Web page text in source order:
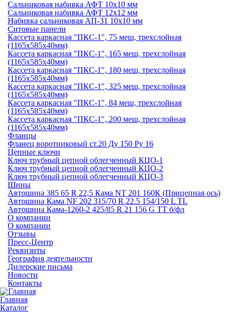
Сальниковая набивка АФТ 10х10 мм
Сальниковая набивка АФТ 12х12 мм
Набивка сальниковая АП-31 10х10 мм
Ситовые панели
Кассета каркасная "ПКС-1", 75 меш, трехслойная
(1165х585х40мм)
Кассета каркасная "ПКС-1", 165 меш, трехслойная
(1165х585х40мм)
Кассета каркасная "ПКС-1", 180 меш, трехслойная
(1165х585х40мм)
Кассета каркасная "ПКС-1", 325 меш, трехслойная
(1165х585х40мм)
Кассета каркасная "ПКС-1", 84 меш, трехслойная
(1165х585х40мм)
Кассета каркасная "ПКС-1", 200 меш, трехслойная
(1165х585х40мм)
Фланцы
Фланец воротниковый ст.20 Ду 150 Ру 16
Цепные ключи
Ключ трубный цепной облегченный КЦО-1
Ключ трубный цепной облегченный КЦО-2
Ключ трубный цепной облегченный КЦО-3
Шины
Автошина 385 65 R 22,5 Кама NT 201 160К (Прицепная ось)
Автошина Кама NF 202 315/70 R 22.5 154/150 L TL
Автошина Кама-1260-2 425/85 R 21 156 G TT б/фл
О компании
О компании
Отзывы
Пресс-Центр
Реквизиты
География деятельности
Дилерские письма
Новости
Контакты
Главная
Каталог